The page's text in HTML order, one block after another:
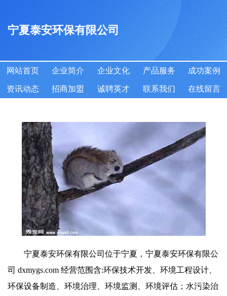
宁夏泰安环保有限公司
网站首页 企业简介 企业文化 产品服务 成功案例
资讯动态 招商加盟 诚聘英才 联系我们 在线留言
宁夏泰安环保有限公司位于宁夏，宁夏泰安环保有限公
司 dxmygs.com 经营范围含:环保技术开发、环境工程设计、
环保设备制造、环境治理、环境监测、环境评估；水污染治